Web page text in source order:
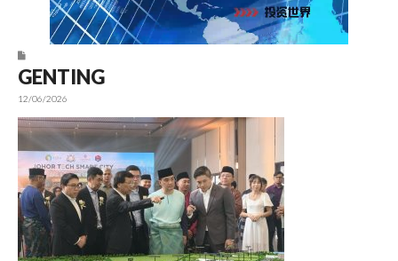
GENTING
12/06/2026